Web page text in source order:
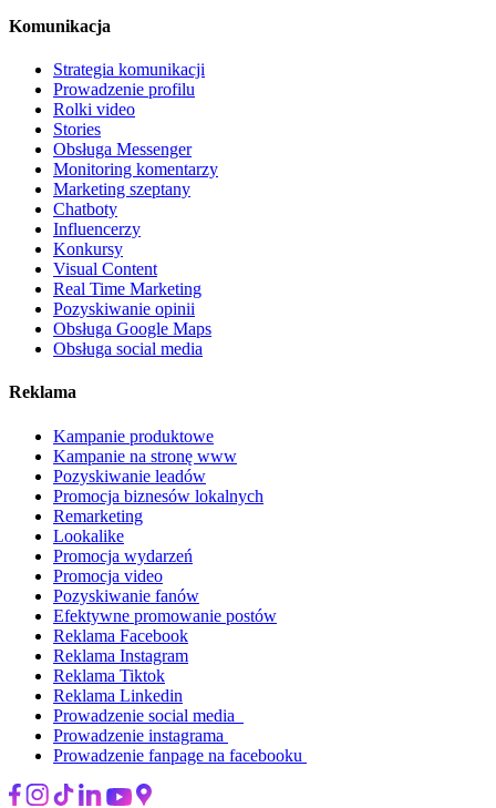
Komunikacja
Strategia komunikacji
Prowadzenie profilu
Rolki video
Stories
Obsługa Messenger
Monitoring komentarzy
Marketing szeptany
Chatboty
Influencerzy
Konkursy
Visual Content
Real Time Marketing
Pozyskiwanie opinii
Obsługa Google Maps
Obsługa social media
Reklama
Kampanie produktowe
Kampanie na stronę www
Pozyskiwanie leadów
Promocja biznesów lokalnych
Remarketing
Lookalike
Promocja wydarzeń
Promocja video
Pozyskiwanie fanów
Efektywne promowanie postów
Reklama Facebook
Reklama Instagram
Reklama Tiktok
Reklama Linkedin
Prowadzenie social media
Prowadzenie instagrama
Prowadzenie fanpage na facebooku